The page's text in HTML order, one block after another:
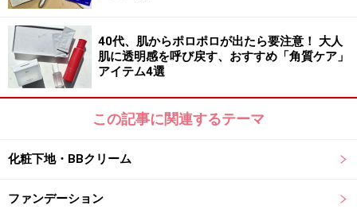
3 in 1 アイブロー 全2色（税抜各1250円）
眉マスカラとペンシル、チップが1本になったアイブロ
ー。こんなのが欲しかった！という声が聞こえてきそう
なアイテムです。
ペンシルは、太いラインも細いラインも自由に描きやす
い三角芯。マスカラ部分は、ペンシルタイプのアイブロ
ーによく付いているスクリューブラシのように細いの
40代、肌からポロポロが出たら要注意！ 大人
肌に透明感を呼び戻す、おすすめ「角質ケア」
アイテム4選
この記事に関連するテーマ
化粧下地・BBクリーム
ファンデーション